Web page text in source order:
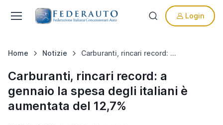
Login
Home Notizie Carburanti, rincari record: a gennaio la spesa degli italiani è aumentata del 12,7%
Carburanti, rincari record: a
gennaio la spesa degli italiani è
aumentata del 12,7%